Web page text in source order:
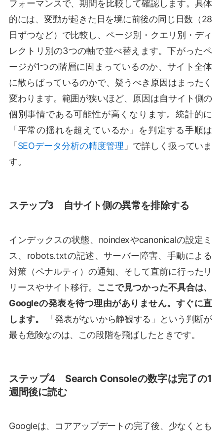
フォーマンスで、期間を比較して確認します。具体
的には、変動が起きた日を境に前後の同じ日数（28
日ずつなど）で比較し、ページ別・クエリ別・ディ
レクトリ別の3つの軸で並べ替えます。下がったペ
ージが1つの階層に固まっているのか、サイト全体
に散らばっているのかで、疑うべき原因はまったく
変わります。範囲が狭いほど、原因は自サイト側の
個別事情である可能性が高くなります。統計的に
「平常の揺れを超えているか」を判定する手順は
「 SEOデータ分析の精度管理 」で詳しく扱っていま
す。
ステップ3 自サイト側の異常を排除する
インデックスの状態、noindexやcanonicalの設定ミ
ス、robots.txtの記述、サーバー障害、手動による
対策（ペナルティ）の通知、そして直前に行ったリ
リースやサイト移行。 ここで見つかった不具合は、
Googleの発表を待つ理由がありません。すぐに直
します。
「発表がないから静観する」という判断が
最も危険なのは、この段階を飛ばしたときです。
ステップ4 Search Consoleの数字は完了の1
週間後に読む
Googleは、コアアップデートの完了後、少なくとも